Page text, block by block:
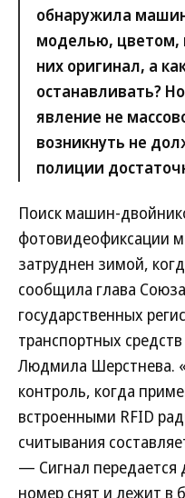
обнаружила
моделью, цветом,
них оригинал, а
останавливать?
явление не
возникнуть не
полиции
Поиск машин-
фотовидеофиксации
затруднен зимой,
сообщила глава
государственных
транспортных
Людмила Шерстнева.
контроль, когда
встроенными RFID
считывания
— Сигнал передается
номер снят и лежит в